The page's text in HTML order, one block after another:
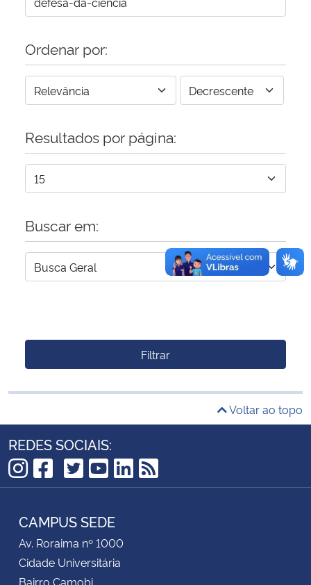
Secretaria de Governo
Advocacia-Geral da União
Planalto
Ordenar por:
Resultados por página:
Buscar em:
Filtrar
Voltar ao topo
REDES SOCIAIS:
Instagram
Facebook
TikTok
Twitter
YouTube
LinkedIn
RSS
CAMPUS SEDE
Av. Roraima nº 1000
Cidade Universitária
Bairro Camobi